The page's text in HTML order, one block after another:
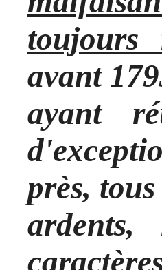
toujours
avant
ayant
près,